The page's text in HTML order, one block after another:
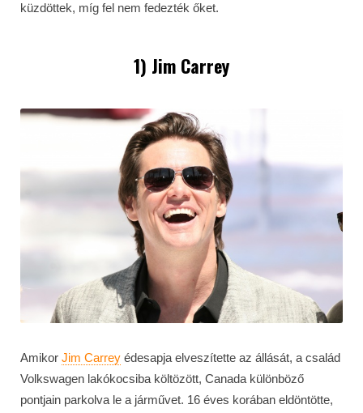
küzdöttek, míg fel nem fedezték őket.
1) Jim Carrey
Amikor Jim Carrey édesapja elveszítette az állását, a család
Volkswagen lakókocsiba költözött, Canada különböző
pontjain parkolva le a járművet. 16 éves korában eldöntötte,